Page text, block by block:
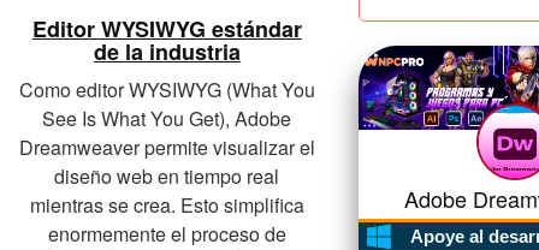
Editor WYSIWYG estándar
de la industria
Como editor WYSIWYG (What You
See Is What You Get), Adobe
Dreamweaver permite visualizar el
diseño web en tiempo real
mientras se crea. Esto simplifica
enormemente el proceso de
Adobe
Apoye al